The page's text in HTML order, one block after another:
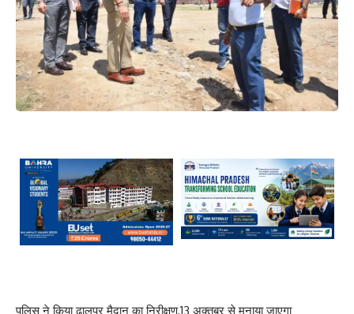
पुलिस ने किया ढालपुर मैदान का निरीक्षण,13 अक्तूबर से मनाया जाएगा